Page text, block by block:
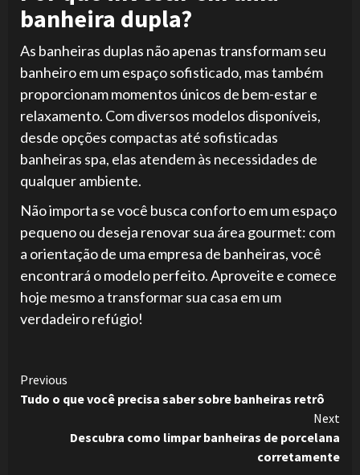
banheira dupla?
As banheiras duplas não apenas transformam seu
banheiro em um espaço sofisticado, mas também
proporcionam momentos únicos de bem-estar e
relaxamento. Com diversos modelos disponíveis,
desde opções compactas até sofisticadas
banheiras spa, elas atendem às necessidades de
qualquer ambiente.
Não importa se você busca conforto em um espaço
pequeno ou deseja renovar sua área gourmet: com
a orientação de uma empresa de banheiras, você
encontrará o modelo perfeito. Aproveite e comece
hoje mesmo a transformar sua casa em um
verdadeiro refúgio!
Continue
Reading
Previous
Tudo o que você precisa saber sobre banheiras retrô
Next
Descubra como limpar banheiras de porcelana
corretamente